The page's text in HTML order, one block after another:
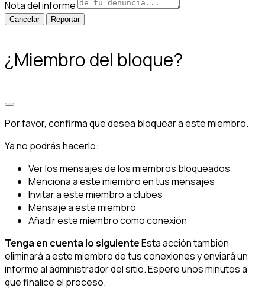
Nota del informe
Reportar
¿Miembro del bloque?
Por favor, confirma que desea bloquear a este miembro.
Ya no podrás hacerlo:
Ver los mensajes de los miembros bloqueados
Menciona a este miembro en tus mensajes
Invitar a este miembro a clubes
Mensaje a este miembro
Añadir este miembro como conexión
Tenga en cuenta lo siguienteEsta acción también
eliminará a este miembro de tus conexiones y enviará un
informe al administrador del sitio. Espere unos minutos a
que finalice el proceso.